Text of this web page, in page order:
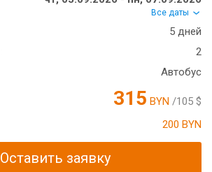
Все даты
5 дней
2
Автобус
315 BYN /105 $
200 BYN
Оставить заявку